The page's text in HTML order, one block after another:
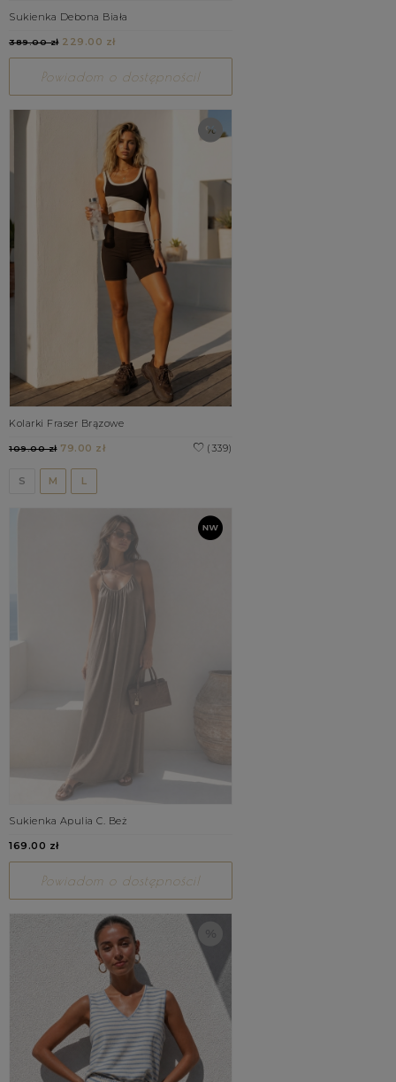
Sukienka Debona Biała
389.00 zł229.00 zł
Powiadom o dostępności!
Kolarki Fraser Brązowe
(339)
109.00 zł79.00 zł
S M L
Sukienka Apulia C. Beż
169.00 zł
Powiadom o dostępności!